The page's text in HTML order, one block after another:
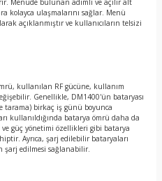
Menüde bulunan adımlı ve açılır alt
kolayca ulaşmalarını sağlar. Menü
açıklanmıştır ve kullanıcıların telsizi
kullanılan RF gücüne, kullanım
Genellikle, DM1400'ün bataryası
tarama) birkaç iş günü boyunca
kullanıldığında batarya ömrü daha da
güç yönetimi özellikleri gibi batarya
Ayrıca, şarj edilebilir bataryaları
şarj edilmesi sağlanabilir.